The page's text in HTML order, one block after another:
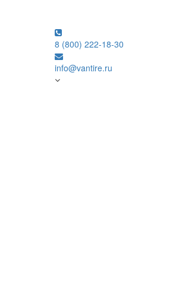
8 (800) 222-18-30
info@vantire.ru